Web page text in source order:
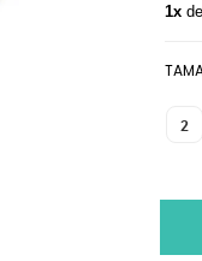
1xde
2